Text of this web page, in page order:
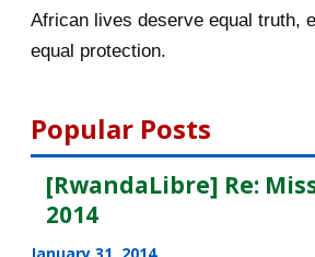
October 2015
August 2015
D'EMPLOI
African lives deserve equal truth,
equal protection.
Popular Posts
[RwandaLibre] Re:
2014
January 31, 2014